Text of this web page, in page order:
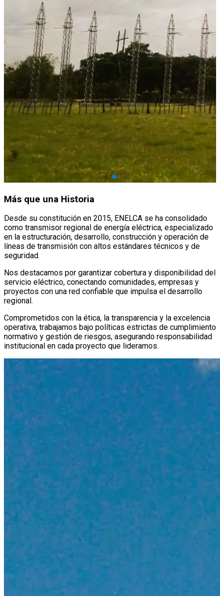
Más que una Historia
Desde su constitución en 2015, ENELCA se ha consolidado
como transmisor regional de energía eléctrica, especializado
en la estructuración, desarrollo, construcción y operación de
líneas de transmisión con altos estándares técnicos y de
seguridad.
Nos destacamos por garantizar cobertura y disponibilidad del
servicio eléctrico, conectando comunidades, empresas y
proyectos con una red confiable que impulsa el desarrollo
regional.
Comprometidos con la ética, la transparencia y la excelencia
operativa, trabajamos bajo políticas estrictas de cumplimiento
normativo y gestión de riesgos, asegurando responsabilidad
institucional en cada proyecto que lideramos.